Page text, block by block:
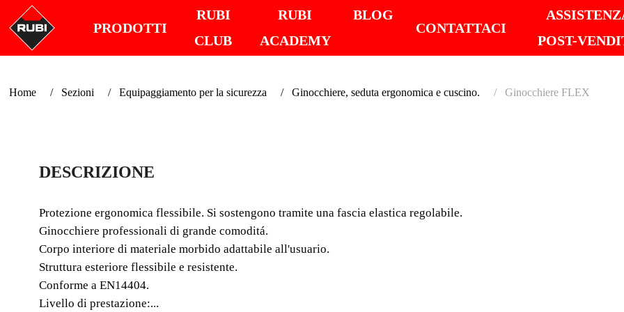
PRODOTTI
RUBI
CLUB
RUBI
ACADEMY
BLOG
CONTATTACI
POST-
Home Sezioni Equipaggiamento per la sicurezza Ginocchiere, seduta ergonomica e cuscino. Ginocchiere FLEX
DESCRIZIONE
Protezione ergonomica flessibile. Si sostengono tramite una fascia elastica regolabile.
Ginocchiere professionali di grande comoditá.
Corpo interiore di materiale morbido adattabile all'usuario.
Struttura esteriore flessibile e resistente.
Conforme a EN14404.
Livello di prestazione:...